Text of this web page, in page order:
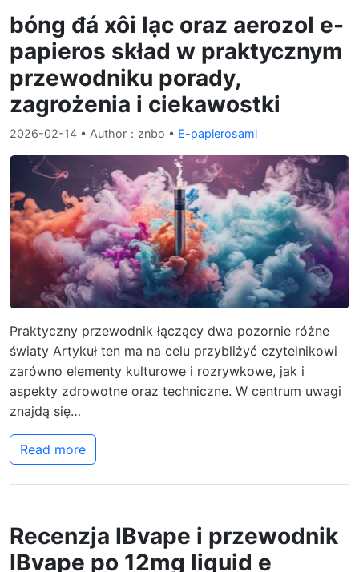
bóng đá xôi lạc oraz aerozol e-
papieros skład w praktycznym
przewodniku porady,
zagrożenia i ciekawostki
2026-02-14 • Author：znbo • E-papierosami
Praktyczny przewodnik łączący dwa pozornie różne
światy Artykuł ten ma na celu przybliżyć czytelnikowi
zarówno elementy kulturowe i rozrywkowe, jak i
aspekty zdrowotne oraz techniczne. W centrum uwagi
znajdą się…
Read more
Recenzja IBvape i przewodnik
IBvape po 12mg liquid e